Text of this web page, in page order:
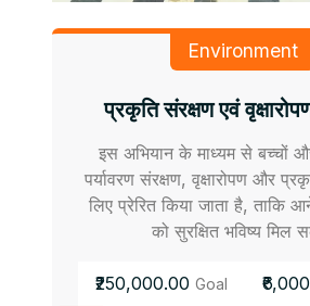
Environment
प्रकृति संरक्षण एवं
इस अभियान के माध्यम से बच्चों
पर्यावरण संरक्षण, वृक्षारोपण और
लिए प्रेरित किया जाता है, ताकि
को सुरक्षित भविष्य मिल
₹250,000.00 Goal